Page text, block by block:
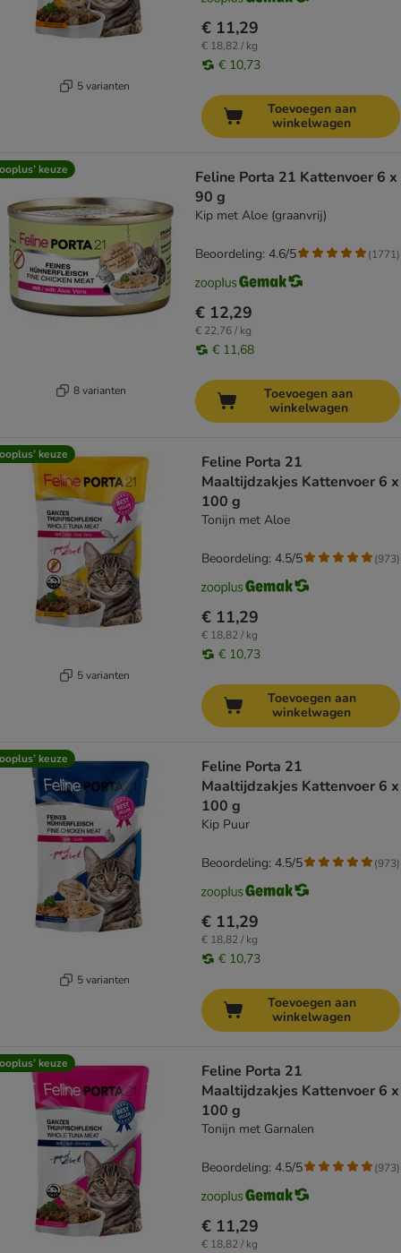
5 varianten
€ 11,29
€ 18,82 / kg
€ 10,73
Toevoegen aan
winkelwagen
keuze
8 varianten
Feline Porta 21 Kattenvoer 6 x
90 g
Kip met Aloe (graanvrij)
€ 12,29
€ 22,76 / kg
€ 11,68
Beoordeling: 4.6/5 (1771)
Toevoegen aan
winkelwagen
keuze
5 varianten
Feline Porta 21
Maaltijdzakjes Kattenvoer 6 x
100 g
Tonijn met Aloe
€ 11,29
€ 18,82 / kg
€ 10,73
Beoordeling: 4.5/5 (973)
Toevoegen aan
winkelwagen
keuze
5 varianten
Feline Porta 21
Maaltijdzakjes Kattenvoer 6 x
100 g
Kip Puur
€ 11,29
€ 18,82 / kg
€ 10,73
Beoordeling: 4.5/5 (973)
Toevoegen aan
winkelwagen
keuze
Feline Porta 21
Maaltijdzakjes Kattenvoer 6 x
100 g
Tonijn met Garnalen
€ 11,29
€ 18,82 / kg
Beoordeling: 4.5/5 (973)